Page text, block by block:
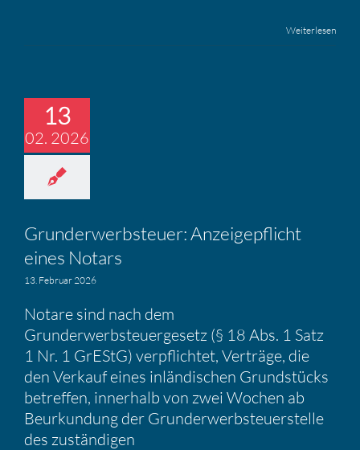
Weiterlesen
13
02. 2026
Grund­er­werb­steuer: Anzei­ge­pflicht
eines Notars
13. Februar 2026
Notare sind nach dem
Grunderwerbsteuergesetz (§ 18 Abs. 1 Satz
1 Nr. 1 GrEStG) verpflichtet, Verträge, die
den Verkauf eines inländischen Grundstücks
betreffen, innerhalb von zwei Wochen ab
Beurkundung der Grunderwerbsteuerstelle
des zuständigen